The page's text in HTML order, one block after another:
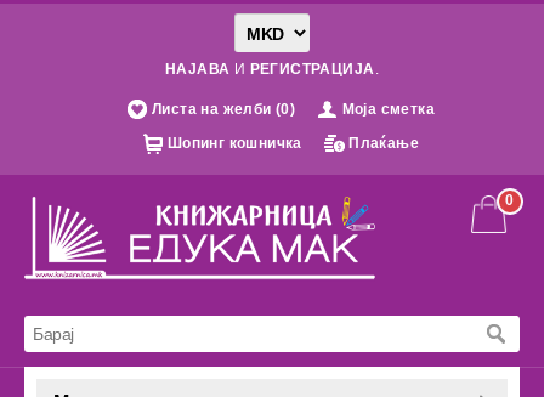
НАЈАВА И РЕГИСТРАЦИЈА.
Листа на желби (0)
Моја сметка
Шопинг кошничка
Плаќање
0